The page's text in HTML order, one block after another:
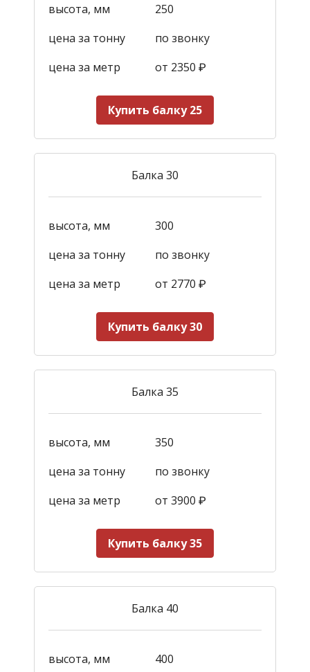
высота, мм
250
цена за тонну
по звонку
цена за метр
от 2350 ₽
Купить балку 25
Балка 30
высота, мм
300
цена за тонну
по звонку
цена за метр
от 2770 ₽
Купить балку 30
Балка 35
высота, мм
350
цена за тонну
по звонку
цена за метр
от 3900 ₽
Купить балку 35
Балка 40
высота, мм 400